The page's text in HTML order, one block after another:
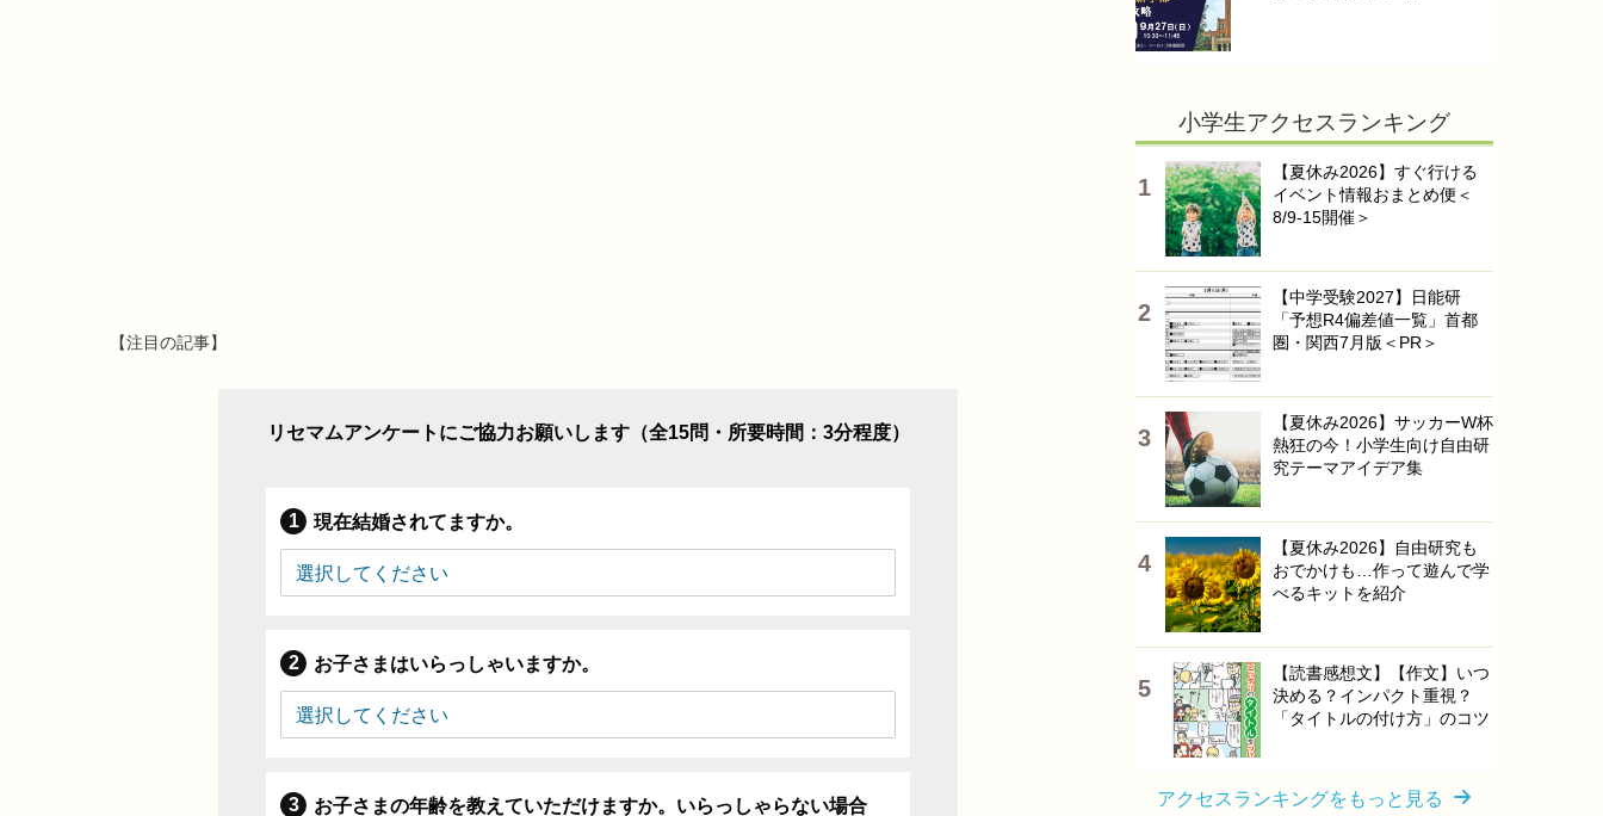
【注目の記事】
リセマムアンケートにご協力お願いします（全15問・所要時間：3分程度）
現在結婚されてますか。
お子さまはいらっしゃいますか。
お子さまの年齢を教えていただけますか。いらっしゃらない場合
小学生アクセスランキング
【夏休み2026】すぐ行ける
イベント情報おまとめ便＜
8/9-15開催＞
【中学受験2027】日能研
「予想R4偏差値一覧」首都
圏・関西7月版＜PR＞
【夏休み2026】サッカーW杯
熱狂の今！小学生向け自由研
究テーマアイデア集
【夏休み2026】自由研究も
おでかけも…作って遊んで学
べるキットを紹介
【読書感想文】【作文】いつ
決める？インパクト重視？
「タイトルの付け方」のコツ
アクセスランキングをもっと見る